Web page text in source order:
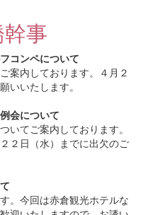
事
コンペについて
案内しております。４月２
いいたします。
会について
いてご案内しております。
２日（水）までに出欠のご
。今回は赤倉観光ホテルな